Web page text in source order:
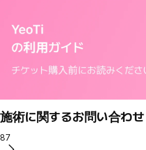
施術に関するお問い合わせ
87